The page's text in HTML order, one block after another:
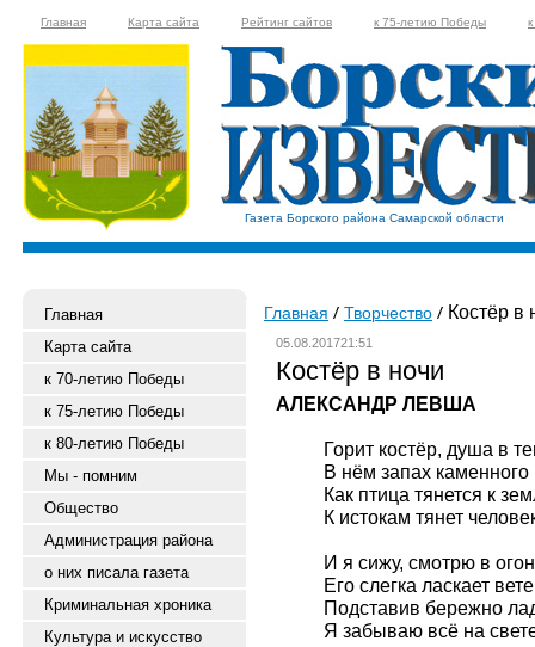
Главная Карта сайта Рейтинг сайтов к 75-летию Победы
Газета Борского района Самарской области
Главная
Карта сайта
к 70-летию Победы
к 75-летию Победы
к 80-летию Победы
Мы - помним
Общество
Администрация района
о них писала газета
Криминальная хроника
Культура и искусство
Главная Творчество Костёр в
05.08.201721:51
Костёр в ночи
АЛЕКСАНДР ЛЕВША
Горит костёр, душа в
В нём запах каменного
Как птица тянется к
К истокам тянет
И я сижу, смотрю в
Его слегка ласкает
Подставив бережно
Я забываю всё на